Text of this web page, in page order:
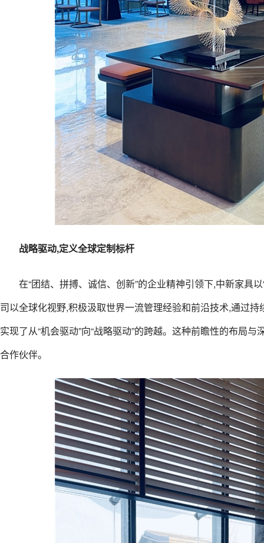
战略驱动,定义全球定制标杆
在“团结、拼搏、诚信、创新”的企业精神引领下,中新家具
司以全球化视野,积极汲取世界一流管理经验和前沿技术,通过
实现了从“机会驱动”向“战略驱动”的跨越。这种前瞻性的布局
合作伙伴。